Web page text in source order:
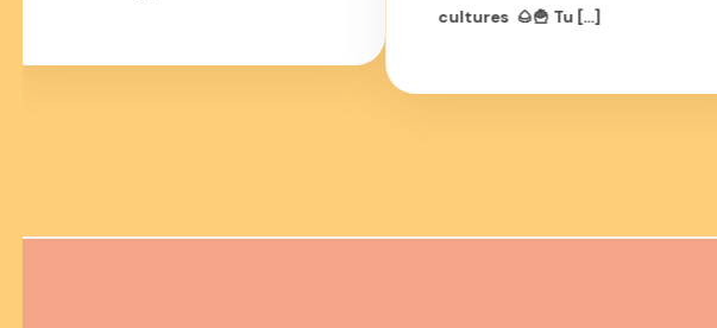
cultures 🌰🍟 Tu […]